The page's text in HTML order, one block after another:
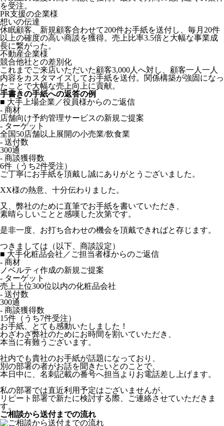
を受注。
PR支援の企業様
想いの伝達
休眠顧客、新規顧客合わせて200件お手紙を送付し、毎月20件
以上の確度の高い商談を獲得。売上比率3.5倍と大幅な事業成
長に繋がった。
不動産企業様
競合他社との差別化
これまでご来店いただいた顧客3,000人へ対し、顧客一人一人
内容をカスタマイズしてお手紙を送付。関係構築が強固になっ
たことで大幅な売上向上に貢献。
手書きの手紙への返答の例
■ 大手上場企業／役員様からのご返信
- 商材
店舗向け予約管理サービスの新規ご提案
- ターゲット
全国50店舗以上展開の小売業/飲食業
- 送付数
300通
- 商談獲得数
6件（うち2件受注）
ご丁寧にお手紙を頂戴し誠にありがとうございました。
XX様の熱意、十分伝わりました。
又、弊社のために直筆でお手紙を書いていただき、
素晴らしいことと感嘆した次第です。
是非一度、お打ち合わせの機会を頂戴できればと存じます。
つきましては（以下、商談設定）
■ 大手化粧品会社／ご担当者様からのご返信
- 商材
ノベルティ作成の新規ご提案
- ターゲット
売上上位300位以内の化粧品会社
- 送付数
300通
- 商談獲得数
15件（うち7件受注）
お手紙、とても感動いたしました！
わざわざ弊社のためにお時間を割いていただき、
本当に有難うございます。
社内でも貴社のお手紙が話題になっており、
別の部署の者がお話を聞きたいとのことで、
本日中に、名刺記載の番号へ担当よりお電話差し上げます。
私の部署では直近利用予定はございませんが、
リピート部署で新たに検討する際、ご連絡させていただきま
す。
ご相談から送付までの流れ